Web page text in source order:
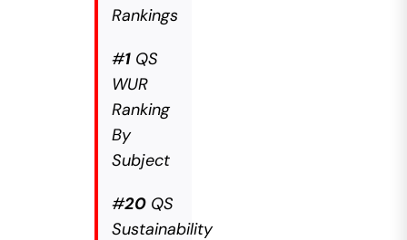
Rankings
#1QS
WUR
Ranking
By
Subject
#20QS
Sustainability